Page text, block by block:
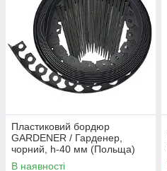
Пластиковий бордюр
GARDENER / Гарденер,
чорний, h-40 мм (Польща)
В наявності